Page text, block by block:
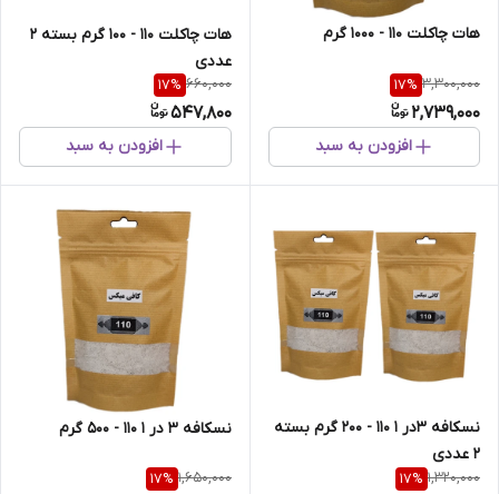
هات چاکلت 110 - 1000 گرم
3,300,000
17%
2,739,000
افزودن به سبد
هات چاکلت 110 - 100 گرم بسته 2
عددی
660,000
17%
547,800
افزودن به سبد
نسکافه 3در 1 110 - 200 گرم بسته
2 عددی
1,320,000
17%
نسکافه 3 در 1 110 - 500 گرم
1,650,000
17%